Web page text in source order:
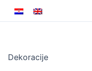
Dekoracije